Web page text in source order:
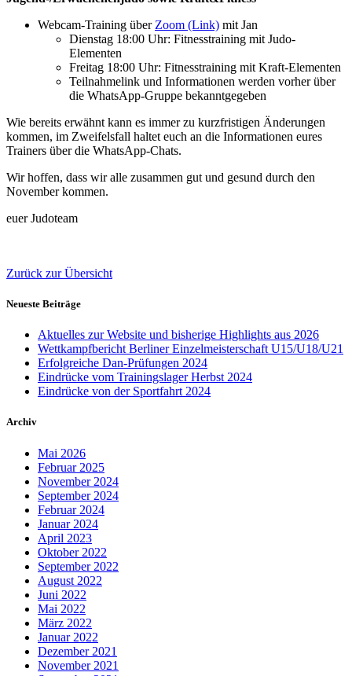
Webcam-Training über Zoom (Link) mit Jan
Dienstag 18:00 Uhr: Fitnesstraining mit Judo-
Elementen
Freitag 18:00 Uhr: Fitnesstraining mit Kraft-Elementen
Teilnahmelink und Informationen werden vorher über
die WhatsApp-Gruppe bekanntgegeben
Wie bereits erwähnt kann es immer zu kurzfristigen Änderungen
kommen, im Zweifelsfall haltet euch an die Informationen eures
Trainers über die WhatsApp-Chats.
Wir hoffen, dass wir alle zusammen gut und gesund durch den
November kommen.
euer Judoteam
Zurück zur Übersicht
Neueste Beiträge
Aktuelles zur Website und bisherige Highlights aus 2026
Wettkampfbericht Berliner Einzelmeisterschaft U15/U18/U21
Erfolgreiche Dan-Prüfungen 2024
Eindrücke vom Trainingslager Herbst 2024
Eindrücke von der Sportfahrt 2024
Archiv
Mai 2026
Februar 2025
November 2024
September 2024
Februar 2024
Januar 2024
April 2023
Oktober 2022
September 2022
August 2022
Juni 2022
Mai 2022
März 2022
Januar 2022
Dezember 2021
November 2021